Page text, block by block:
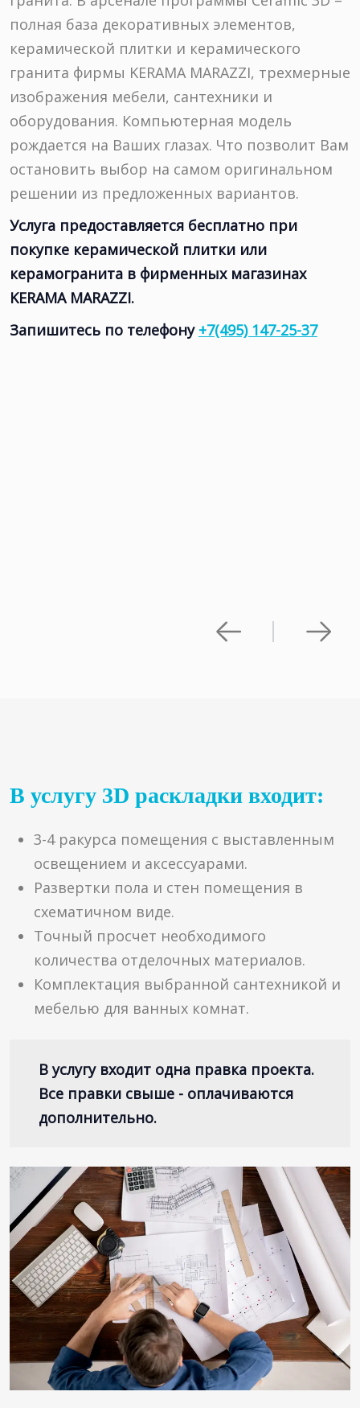
полная база декоративных элементов,
керамической плитки и керамического
гранита фирмы KERAMA MARAZZI, трехмерные
изображения мебели, сантехники и
оборудования. Компьютерная модель
рождается на Ваших глазах. Что позволит Вам
остановить выбор на самом оригинальном
решении из предложенных вариантов.
Услуга предоставляется бесплатно при
покупке керамической плитки или
керамогранита в фирменных магазинах
KERAMA MARAZZI.
Запишитесь по телефону +7(495) 147-25-37
В услугу 3D раскладки входит:
3-4 ракурса помещения с выставленным
освещением и аксессуарами.
Развертки пола и стен помещения в
схематичном виде.
Точный просчет необходимого
количества отделочных материалов.
Комплектация выбранной сантехникой и
мебелью для ванных комнат.
В услугу входит одна правка проекта.
Все правки свыше - оплачиваются
дополнительно.